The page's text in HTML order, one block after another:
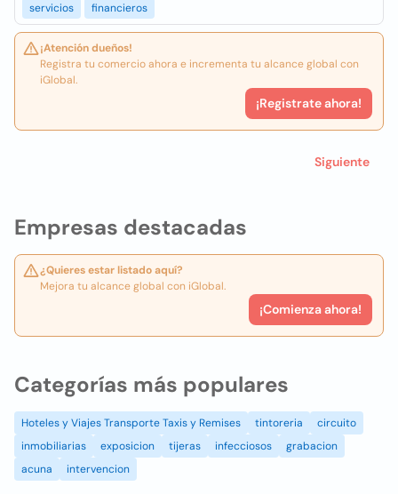
Empresas destacadas
¿Quieres estar listado aquí?
Mejora tu alcance global con iGlobal.
¡Comienza ahora!
servicios
financieros
¡Atención dueños!
Registra tu comercio ahora e incrementa tu alcance global con
iGlobal.
¡Registrate ahora!
Siguiente
Categorías más populares
Hoteles y Viajes Transporte Taxis y Remises tintoreria
circuito
inmobiliarias
exposicion tijeras infecciosos
grabacion
acuna
intervencion